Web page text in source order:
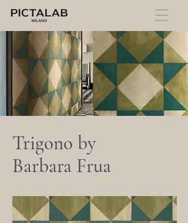
Trigono by
Barbara Frua